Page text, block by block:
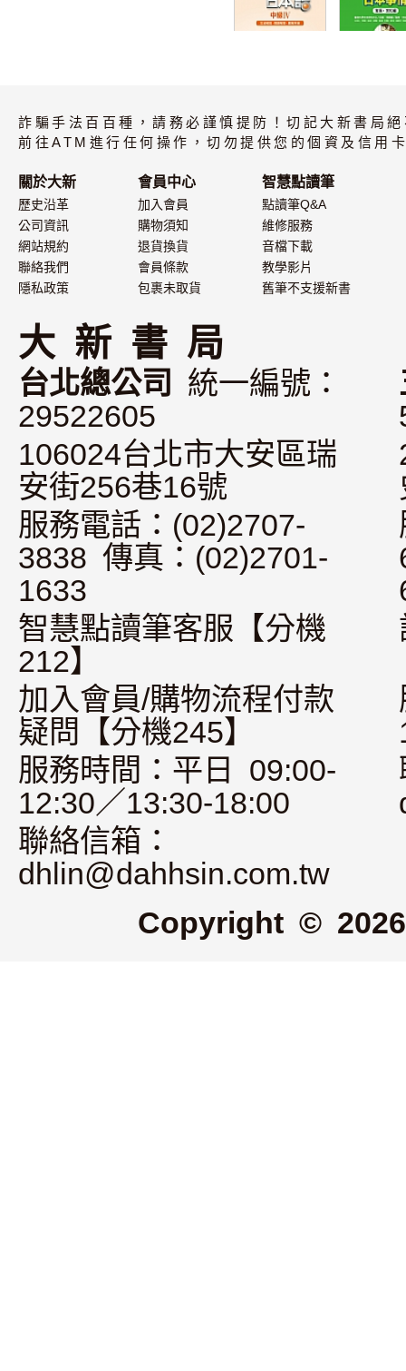
問題解答・聽解
內容
化編
詐騙手法百百種，請務必謹慎提防！切記大新書局
前往ATM進行任何操作，切勿提供您的個資及信用
關於大新
歷史沿革
公司資訊
網站規約
聯絡我們
隱私政策
會員中心
加入會員
購物須知
退貨換貨
會員條款
包裹未取貨
智慧點讀筆
點讀筆Q&A
維修服務
音檔下載
教學影片
舊筆不支援新書
大 新 書 局
台北總公司
統一編號：
29522605
106024台北市大安區瑞
安街256巷16號
服務電話：(02)2707-
3838 傳真：(02)2701-
1633
智慧點讀筆客服【分機
212】
加入會員/購物流程付款
疑問【分機245】
服務時間：平日 09:00-
12:30／13:30-18:00
聯絡信箱：
dhlin@dahhsin.com.tw
Copyright ©